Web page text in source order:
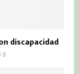
discapacidad
0